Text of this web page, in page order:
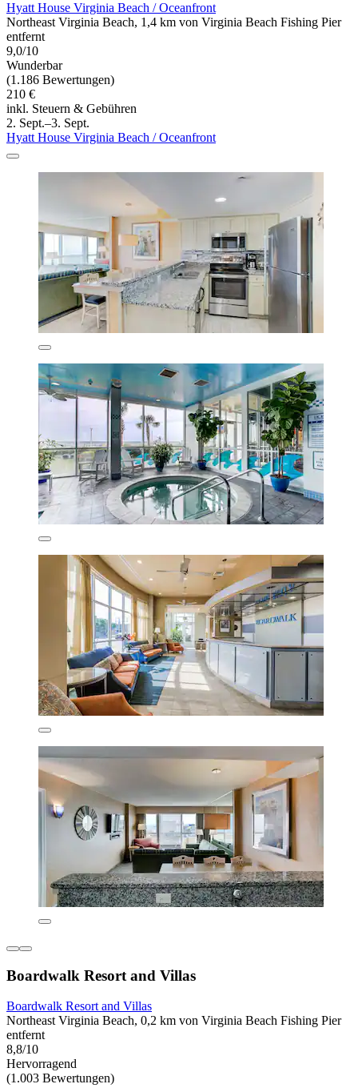
Hyatt House Virginia Beach / Oceanfront
Northeast Virginia Beach, 1,4 km von Virginia Beach Fishing Pier
entfernt
9,0/10
Wunderbar
(1.186 Bewertungen)
210 €
inkl. Steuern & Gebühren
2. Sept.–3. Sept.
Hyatt House Virginia Beach / Oceanfront
Boardwalk Resort and Villas
Boardwalk Resort and Villas
Northeast Virginia Beach, 0,2 km von Virginia Beach Fishing Pier
entfernt
8,8/10
Hervorragend
(1.003 Bewertungen)